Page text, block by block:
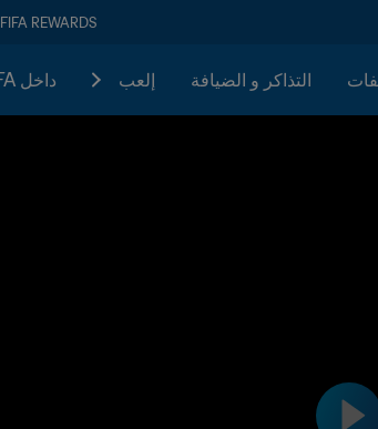
FIFA REWARDS
التذاكر و الضيافة إلعب داخل FIFA